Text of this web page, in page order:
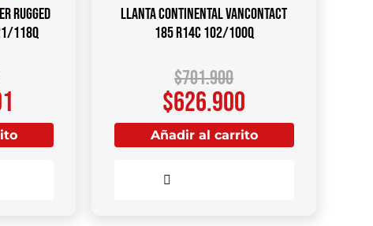
RUGGED
118Q
Llanta CONTINENTAL VANCONTACT
185 R14C 102/100Q
$701.900
$626.900
Añadir al carrito